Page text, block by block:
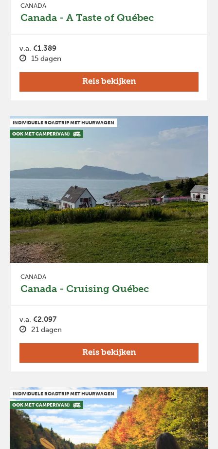
CANADA
Canada - A Taste of Québec
v.a. €1.389
15 dagen
Reis bekijken
INDIVIDUELE ROADTRIP MET HUURWAGEN
OOK MET CAMPER(VAN)
CANADA
Canada - Cruising Québec
v.a. €2.097
21 dagen
Reis bekijken
INDIVIDUELE ROADTRIP MET HUURWAGEN
OOK MET CAMPER(VAN)